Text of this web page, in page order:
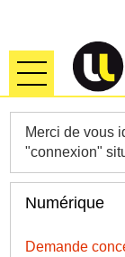
Ouvrir le menu
Mes demandes
Ressources
Scolarité
Merci de vous
"connexion"
Numérique
Demande